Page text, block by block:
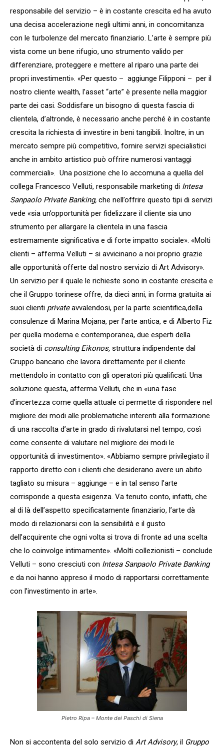
responsabile del servizio – è in costante crescita ed ha avuto
una decisa accelerazione negli ultimi anni, in concomitanza
con le turbolenze del mercato finanziario. L’arte è sempre più
vista come un bene rifugio, uno strumento valido per
differenziare, proteggere e mettere al riparo una parte dei
propri investimenti». «Per questo – aggiunge Filipponi – per il
nostro cliente wealth, l’asset “arte” è presente nella maggior
parte dei casi. Soddisfare un bisogno di questa fascia di
clientela, d’altronde, è necessario anche perché è in costante
crescita la richiesta di investire in beni tangibili. Inoltre, in un
mercato sempre più competitivo, fornire servizi specialistici
anche in ambito artistico può offrire numerosi vantaggi
commerciali». Una posizione che lo accomuna a quella del
collega Francesco Velluti, responsabile marketing di Intesa
Sanpaolo Private Banking, che nell’offrire questo tipi di servizi
vede «sia un’opportunità per fidelizzare il cliente sia uno
strumento per allargare la clientela in una fascia
estremamente significativa e di forte impatto sociale». «Molti
clienti – afferma Velluti – si avvicinano a noi proprio grazie
alle opportunità offerte dal nostro servizio di Art Advisory».
Un servizio per il quale le richieste sono in costante crescita e
che il Gruppo torinese offre, da dieci anni, in forma gratuita ai
suoi clienti privateavvalendosi, per la parte scientifica,della
consulenze di Marina Mojana, per l’arte antica, e di Alberto Fiz
per quella moderna e contemporanea, due esperti della
società di consulting Eikonos, struttura indipendente dal
Gruppo bancario che lavora direttamente per il cliente
mettendolo in contatto con gli operatori più qualificati. Una
soluzione questa, afferma Velluti, che in «una fase
d’incertezza come quella attuale ci permette di rispondere nel
migliore dei modi alle problematiche interenti alla formazione
di una raccolta d’arte in grado di rivalutarsi nel tempo, così
come consente di valutare nel migliore dei modi le
opportunità di investimento». «Abbiamo sempre privilegiato il
rapporto diretto con i clienti che desiderano avere un abito
tagliato su misura – aggiunge – e in tal senso l’arte
corrisponde a questa esigenza. Va tenuto conto, infatti, che
al di là dell’aspetto specificatamente finanziario, l’arte dà
modo di relazionarsi con la sensibilità e il gusto
dell’acquirente che ogni volta si trova di fronte ad una scelta
che lo coinvolge intimamente». «Molti collezionisti – conclude
Velluti – sono cresciuti con Intesa Sanpaolo Private Banking
e da noi hanno appreso il modo di rapportarsi correttamente
con l’investimento in arte».
Pietro Ripa – Monte dei Paschi di Siena
Non si accontenta del solo servizio di Art Advisory, il Gruppo